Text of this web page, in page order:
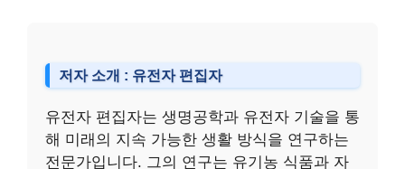
저자 소개 : 유전자 편집자
유전자 편집자는 생명공학과 유전자 기술을 통
해 미래의 지속 가능한 생활 방식을 연구하는
전문가입니다. 그의 연구는 유기농 식품과 자